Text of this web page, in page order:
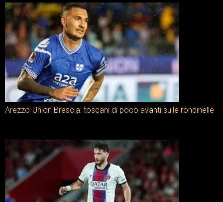
Arezzo-Union Brescia: toscani di poco avanti sulle rondinelle